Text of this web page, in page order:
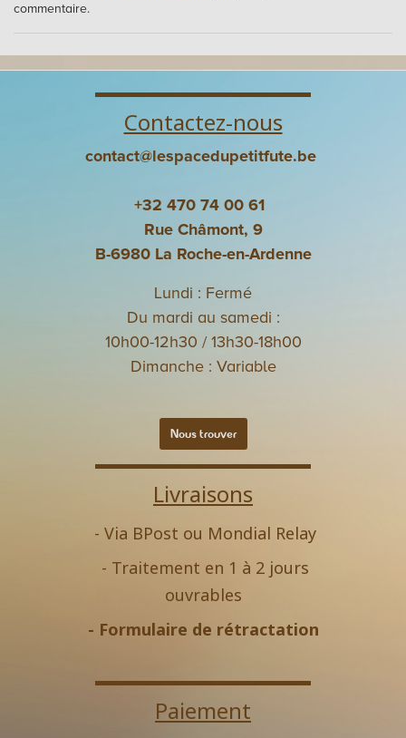
commentaire.
Contactez-nous
contact@lespacedupetitfute.be
+32 470 74 00 61
Rue Châmont, 9
B-6980 La Roche-en-Ardenne
Lundi : Fermé
Du mardi au samedi :
10h00-12h30 / 13h30-18h00
Dimanche : Variable
Nous trouver
Livraisons
- Via BPost ou Mondial Relay
- Traitement en 1 à 2 jours
ouvrables
- Formulaire de rétractation
Paiement